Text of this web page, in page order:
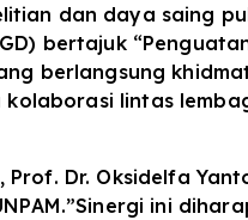
dan daya saing
bertajuk
berlangsung
lintas
Dr. Oksidelfa
ini